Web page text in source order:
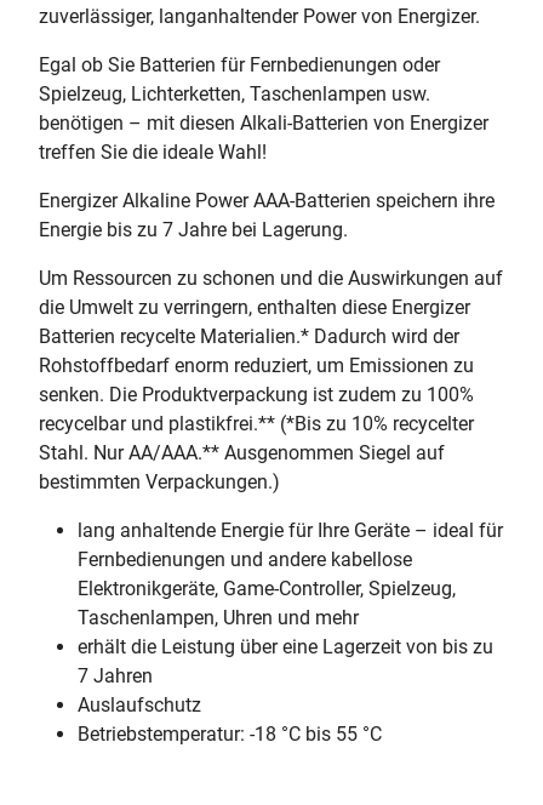
zuverlässiger, langanhaltender Power von Energizer.
Egal ob Sie Batterien für Fernbedienungen oder
Spielzeug, Lichterketten, Taschenlampen usw.
benötigen – mit diesen Alkali-Batterien von Energizer
treffen Sie die ideale Wahl!
Energizer Alkaline Power AAA-Batterien speichern ihre
Energie bis zu 7 Jahre bei Lagerung.
Um Ressourcen zu schonen und die Auswirkungen auf
die Umwelt zu verringern, enthalten diese Energizer
Batterien recycelte Materialien.* Dadurch wird der
Rohstoffbedarf enorm reduziert, um Emissionen zu
senken. Die Produktverpackung ist zudem zu 100%
recycelbar und plastikfrei.** (*Bis zu 10% recycelter
Stahl. Nur AA/AAA.** Ausgenommen Siegel auf
bestimmten Verpackungen.)
lang anhaltende Energie für Ihre Geräte – ideal für
Fernbedienungen und andere kabellose
Elektronikgeräte, Game-Controller, Spielzeug,
Taschenlampen, Uhren und mehr
erhält die Leistung über eine Lagerzeit von bis zu
7 Jahren
Auslaufschutz
Betriebstemperatur: -18 °C bis 55 °C